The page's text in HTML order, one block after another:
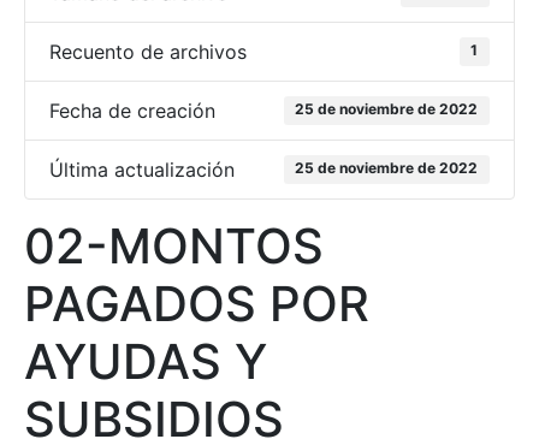
Recuento de archivos 1
Fecha de creación 25 de noviembre de 2022
Última actualización 25 de noviembre de 2022
02-MONTOS
PAGADOS POR
AYUDAS Y
SUBSIDIOS